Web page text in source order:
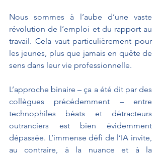
Nous sommes à l’aube d’une vaste
révolution de l’emploi et du rapport au
travail. Cela vaut particulièrement pour
les jeunes, plus que jamais en quête de
sens dans leur vie professionnelle.
L’approche binaire – ça a été dit par des
collègues précédemment – entre
technophiles béats et détracteurs
outranciers est bien évidemment
dépassée. L’immense défi de l’IA invite,
au contraire, à la nuance et à la